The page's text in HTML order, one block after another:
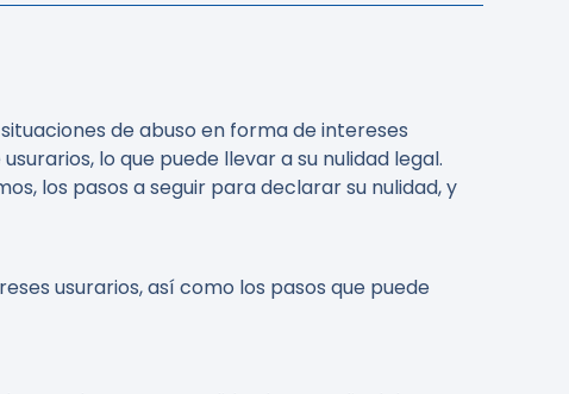
de abuso en forma de intereses
lo que puede llevar a su nulidad legal.
los pasos a seguir para declarar su nulidad, y
usurarios, así como los pasos que puede